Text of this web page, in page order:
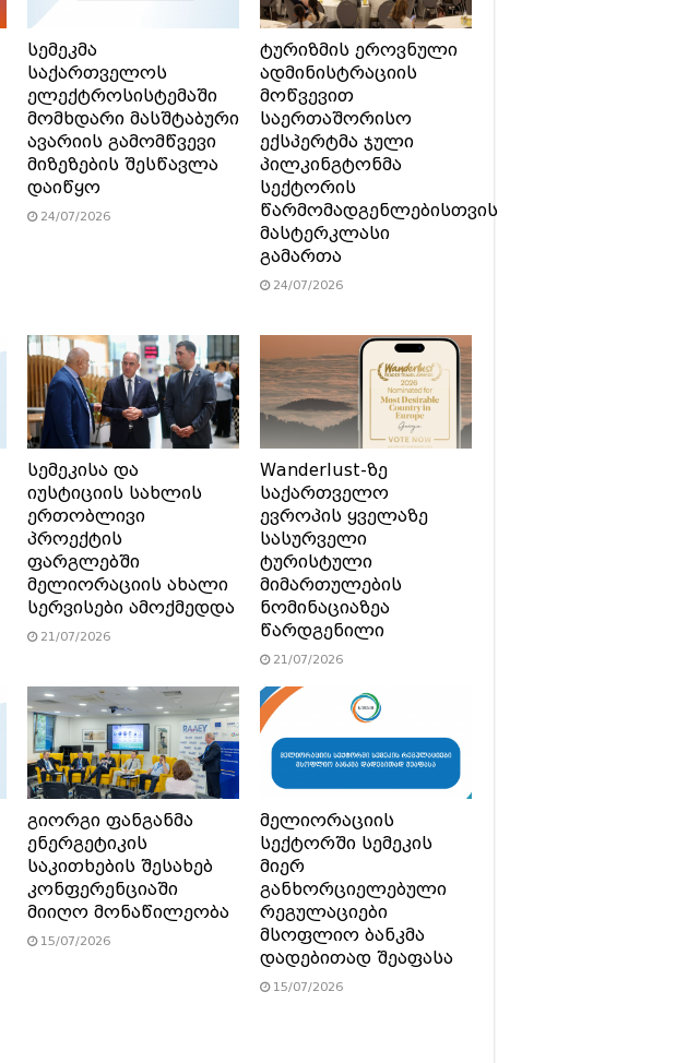
სემეკმა
საქართველოს
ელექტროსისტემაში
მომხდარი მასშტაბური
ავარიის გამომწვევი
მიზეზების შესწავლა
დაიწყო
24/07/2026
ტურიზმის ეროვნული
ადმინისტრაციის
მოწვევით
საერთაშორისო
ექსპერტმა ჯული
პილკინგტონმა
სექტორის
წარმომადგენლებისთვის
მასტერკლასი
გამართა
24/07/2026
სემეკისა და
იუსტიციის სახლის
ერთობლივი
პროექტის
ფარგლებში
მელიორაციის ახალი
სერვისები ამოქმედდა
21/07/2026
Wanderlust-ზე
საქართველო
ევროპის ყველაზე
სასურველი
ტურისტული
მიმართულების
ნომინაციაზეა
წარდგენილი
21/07/2026
გიორგი ფანგანმა
ენერგეტიკის
საკითხების შესახებ
კონფერენციაში
მიიღო მონაწილეობა
15/07/2026
მელიორაციის
სექტორში სემეკის
მიერ
განხორციელებული
რეგულაციები
მსოფლიო ბანკმა
დადებითად შეაფასა
15/07/2026